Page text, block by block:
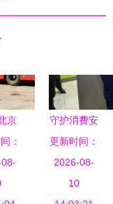
京
与
会
引
：
守护消费安
全，筑牢生
命防线——
城西区消防
更新时间：
2026-08-
10